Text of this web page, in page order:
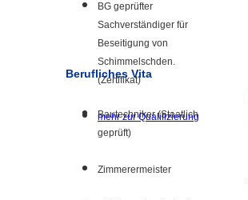
Berufliches Vita
Bautechniker (Staatlich
geprüft)
Zimmerermeister
BG geprüfter
Sachverständiger für
Beseitigung von
Schimmelschden.
(Zertifikat)
mehr zur Qualifizierung